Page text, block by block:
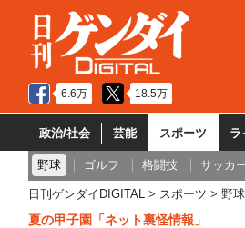
6.6万 18.5万
政治/社会 芸能 スポーツ ラ
野球 ゴルフ 格闘技 サッカ
日刊ゲンダイDIGITAL スポーツ 野
夏の甲子園「ネット裏怪情報」